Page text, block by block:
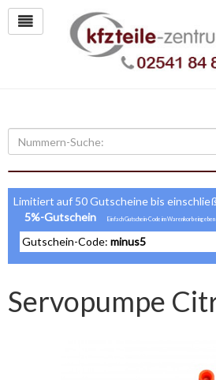
Limitiert auf 50 Gutscheine bis
5%-Gutschein
Gutschein-Code: minus5
Servopumpe